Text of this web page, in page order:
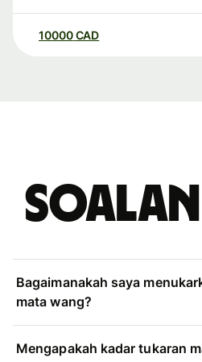
10000 CAD
Soalan
Bagaimanakah saya
mata wang?
Mengapakah kadar tukaran